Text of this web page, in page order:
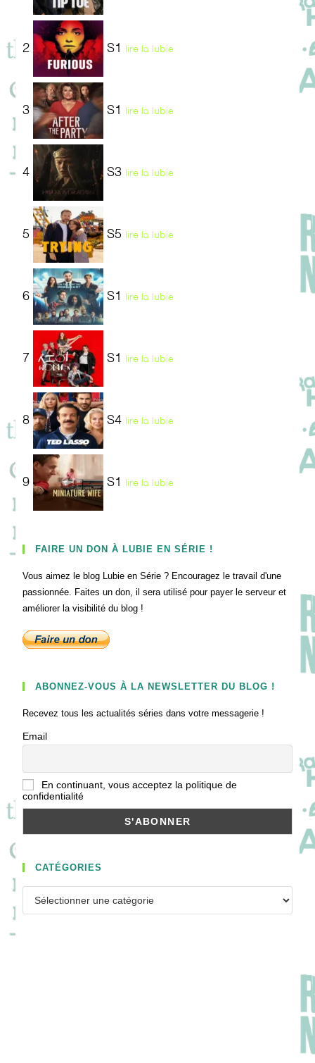
2 S1 lire la lubie
3 S1 lire la lubie
4 S3 lire la lubie
5 S5 lire la lubie
6 S1 lire la lubie
7 S1 lire la lubie
8 S4 lire la lubie
9 S1 lire la lubie
FAIRE UN DON À LUBIE EN SÉRIE !
Vous aimez le blog Lubie en Série ? Encouragez le travail d'une
passionnée. Faites un don, il sera utilisé pour payer le serveur et
améliorer la visibilité du blog !
ABONNEZ-VOUS À LA NEWSLETTER DU BLOG !
Recevez tous les actualités séries dans votre messagerie !
Email
En continuant, vous acceptez la politique de
confidentialité
CATÉGORIES